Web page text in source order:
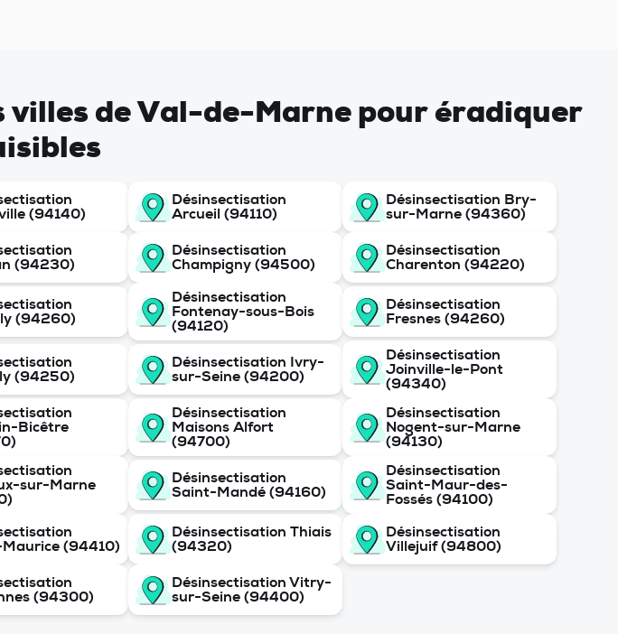
de Val-de-Marne pour éradiquer
(94140)
Désinsectisation
Arcueil (94110)
Désinsectisation Bry-
sur-Marne (94360)
(94230)
Désinsectisation
Champigny (94500)
Désinsectisation
Charenton (94220)
(94260)
Désinsectisation
Fontenay-sous-Bois
(94120)
Désinsectisation
Fresnes (94260)
(94250)
Désinsectisation Ivry-
sur-Seine (94200)
Désinsectisation
Joinville-le-Pont
(94340)
Bicêtre
Désinsectisation
Maisons Alfort
(94700)
Désinsectisation
Nogent-sur-Marne
(94130)
sur-Marne
Désinsectisation
Saint-Mandé (94160)
Désinsectisation
Saint-Maur-des-
Fossés (94100)
(94410)
Désinsectisation Thiais
(94320)
Désinsectisation
Villejuif (94800)
(94300)
Désinsectisation Vitry-
sur-Seine (94400)